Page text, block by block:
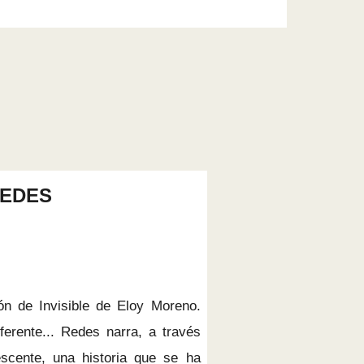
de Invisible de Eloy Moreno.
Redes narra, a través
una historia que se ha